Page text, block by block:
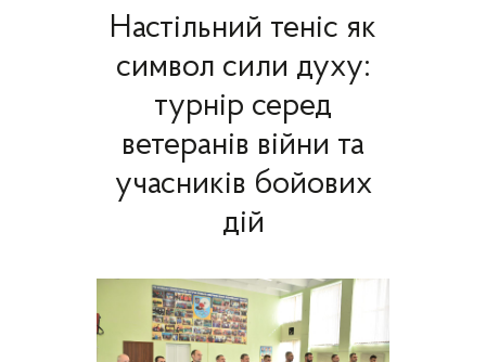
Настільний теніс як
символ сили духу:
турнір серед
ветеранів війни та
учасників бойових
дій